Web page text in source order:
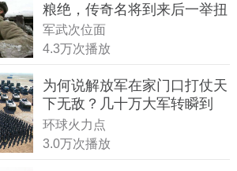
粮绝，传奇名将到来后一举扭
转战局
军武次位面
4.3万次播放
为何说解放军在家门口打仗天
下无敌？几十万大军转瞬到
达！
环球火力点
3.0万次播放